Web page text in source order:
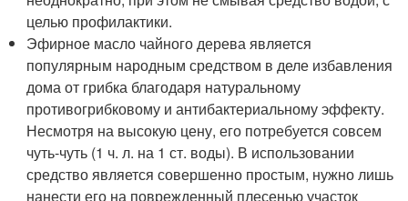
целью профилактики.
Эфирное масло чайного дерева является
популярным народным средством в деле избавления
дома от грибка благодаря натуральному
противогрибковому и антибактериальному эффекту.
Несмотря на высокую цену, его потребуется совсем
чуть-чуть (1 ч. л. на 1 ст. воды). В использовании
средство является совершенно простым, нужно лишь
нанести его на поврежденный плесенью участок